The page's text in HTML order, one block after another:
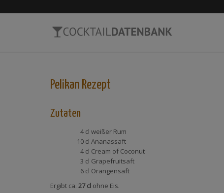
Pelikan Rezept
Zutaten
4 cl weißer Rum
10 cl Ananassaft
4 cl Cream of Coconut
3 cl Grapefruitsaft
6 cl Orangensaft
Ergibt ca. 27 cl ohne Eis.